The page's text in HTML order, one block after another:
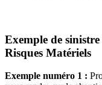
Exemple de
Risques Matériels
Exemple numéro 1 :